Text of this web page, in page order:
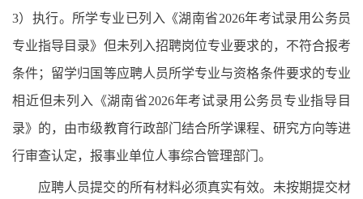
3）执行。所学专业已列入《湖南省2026年考试录用公务员
专业指导目录》但未列入招聘岗位专业要求的，不符合报考
条件；留学归国等应聘人员所学专业与资格条件要求的专业
相近但未列入《湖南省2026年考试录用公务员专业指导目
录》的，由市级教育行政部门结合所学课程、研究方向等进
行审查认定，报事业单位人事综合管理部门。
应聘人员提交的所有材料必须真实有效。未按期提交材